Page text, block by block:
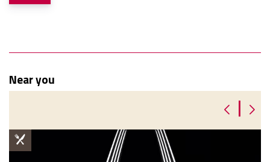
Near you
|